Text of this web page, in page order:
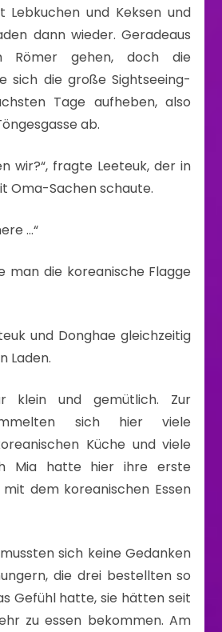
Lebkuchen und Keksen und
dann wieder. Geradeaus
Römer gehen, doch die
sich die große Sightseeing-
Tage aufheben, also
ab.
wir?“, fragte Leeteuk, der in
Oma-Sachen schaute.
…“
man die koreanische Flagge
und Donghae gleichzeitig
Laden.
klein und gemütlich. Zur
sich hier viele
Küche und viele
Mia hatte hier ihre erste
dem koreanischen Essen
sich keine Gedanken
die drei bestellten so
Gefühl hatte, sie hätten seit
zu essen bekommen. Am